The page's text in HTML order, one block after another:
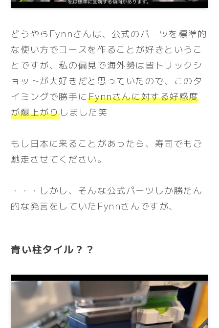
どうやらFynnさんは、公式のパーツを標準的
な使い方でコースを作ることが好きというこ
とですが、私の偏見で海外勢は皆トリックシ
ョットが大好きだと思っていたので、このタ
イミングで勝手にFynnさんに対する好感度
が爆上がりしました笑
もし日本に来ることがあったら、寿司でもご
馳走させてください。
・・・しかし、そんな公式パーツしか勝たん
的な発言をしていたFynnさんですが、
青い柱タイル？？